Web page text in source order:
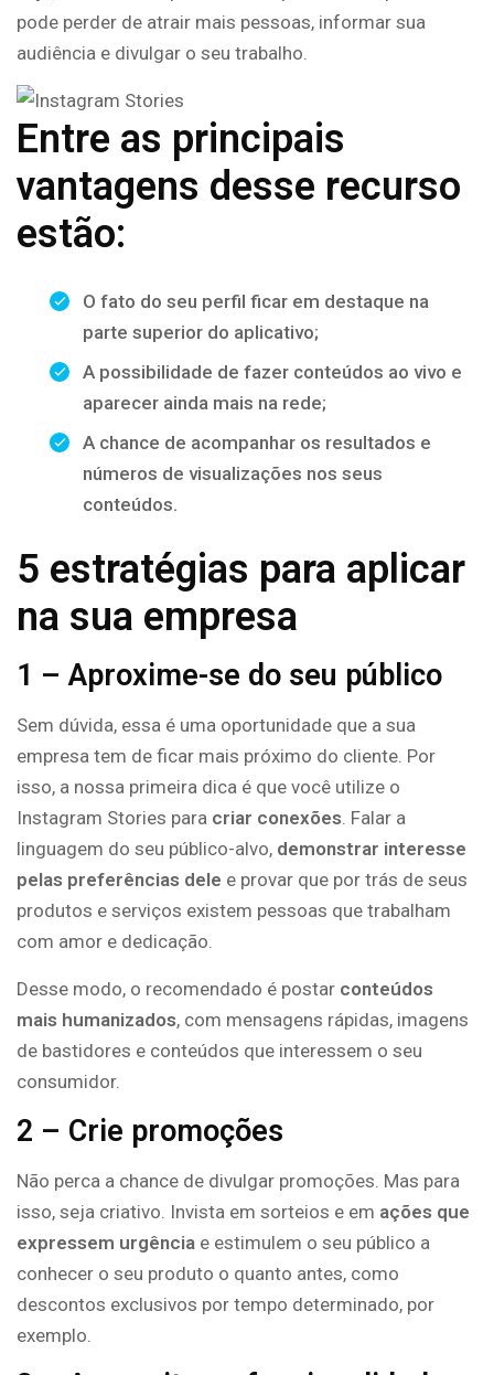
pode perder de atrair mais pessoas, informar sua
audiência e divulgar o seu trabalho.
Entre as principais
vantagens desse recurso
estão:
O fato do seu perfil ficar em destaque na
parte superior do aplicativo;
A possibilidade de fazer conteúdos ao vivo e
aparecer ainda mais na rede;
A chance de acompanhar os resultados e
números de visualizações nos seus
conteúdos.
5 estratégias para aplicar
na sua empresa
1 – Aproxime-se do seu público
Sem dúvida, essa é uma oportunidade que a sua
empresa tem de ficar mais próximo do cliente. Por
isso, a nossa primeira dica é que você utilize o
Instagram Stories para criar conexões . Falar a
linguagem do seu público-alvo, demonstrar interesse
pelas preferências dele e provar que por trás de seus
produtos e serviços existem pessoas que trabalham
com amor e dedicação.
Desse modo, o recomendado é postar conteúdos
mais humanizados, com mensagens rápidas, imagens
de bastidores e conteúdos que interessem o seu
consumidor.
2 – Crie promoções
Não perca a chance de divulgar promoções. Mas para
isso, seja criativo. Invista em sorteios e em ações que
expressem urgência e estimulem o seu público a
conhecer o seu produto o quanto antes, como
descontos exclusivos por tempo determinado, por
exemplo.